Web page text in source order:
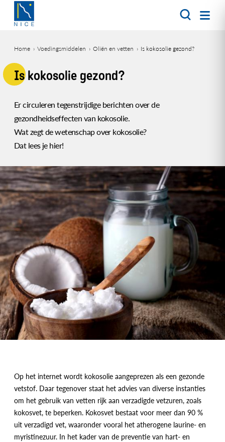
Overslaan
naar
inhoud
gaan
Home Voedingsmiddelen Oliën en vetten Is kokosolie gezond?
Is kokosolie gezond?
Er circuleren tegenstrijdige berichten over de
gezondheidseffecten van kokosolie.
Wat zegt de wetenschap over kokosolie?
Dat lees je hier!
Op het internet wordt kokosolie aangeprezen als een gezonde
vetstof. Daar tegenover staat het advies van diverse instanties
om het gebruik van vetten rijk aan verzadigde vetzuren, zoals
kokosvet, te beperken. Kokosvet bestaat voor meer dan 90 %
uit verzadigd vet, waaronder vooral het atherogene laurine- en
myristinezuur. In het kader van de preventie van hart- en